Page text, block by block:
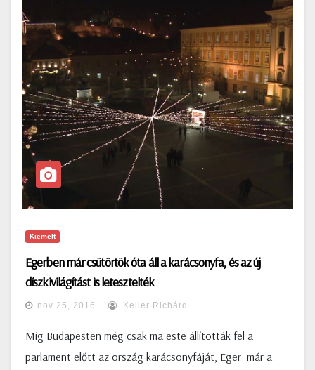
Kiemelt
Egerben már csütörtök óta áll a karácsonyfa, és az új
díszkivilágítást is letesztelték
nov 25, 2016 Keller Richárd
Míg Budapesten még csak ma este állították fel a
parlament előtt az ország karácsonyfáját, Eger már a